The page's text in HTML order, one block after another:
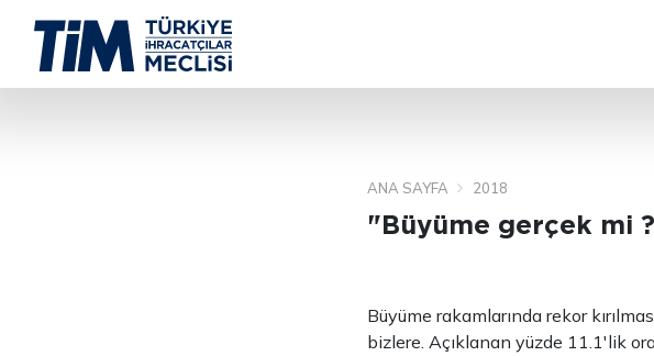
ANA SAYFA 2018
"Büyüme gerçek mi
Büyüme rakamlarında rekor
bizlere. Açıklanan yüzde 11.1'lik